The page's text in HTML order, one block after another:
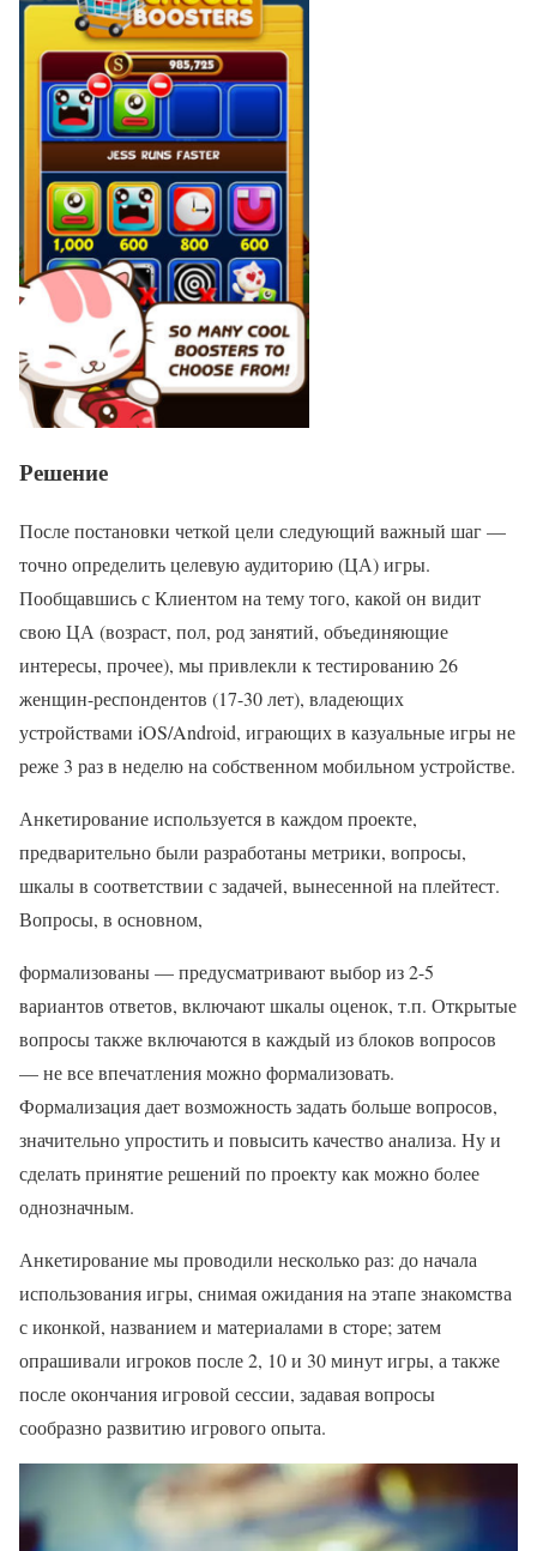
Решение
После постановки четкой цели следующий важный шаг —
точно определить целевую аудиторию (ЦА) игры.
Пообщавшись с Клиентом на тему того, какой он видит
свою ЦА (возраст, пол, род занятий, объединяющие
интересы, прочее), мы привлекли к тестированию 26
женщин-респондентов (17-30 лет), владеющих
устройствами iOS/Android, играющих в казуальные игры не
реже 3 раз в неделю на собственном мобильном устройстве.
Анкетирование используется в каждом проекте,
предварительно были разработаны метрики, вопросы,
шкалы в соответствии с задачей, вынесенной на плейтест.
Вопросы, в основном,
формализованы — предусматривают выбор из 2-5
вариантов ответов, включают шкалы оценок, т.п. Открытые
вопросы также включаются в каждый из блоков вопросов
— не все впечатления можно формализовать.
Формализация дает возможность задать больше вопросов,
значительно упростить и повысить качество анализа. Ну и
сделать принятие решений по проекту как можно более
однозначным.
Анкетирование мы проводили несколько раз: до начала
использования игры, снимая ожидания на этапе знакомства
с иконкой, названием и материалами в сторе; затем
опрашивали игроков после 2, 10 и 30 минут игры, а также
после окончания игровой сессии, задавая вопросы
сообразно развитию игрового опыта.